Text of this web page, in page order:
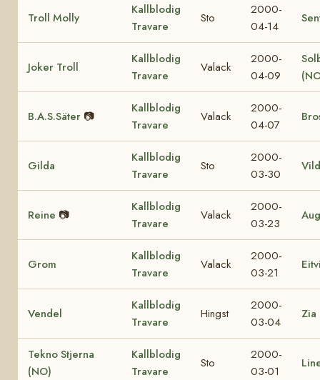
Troll Molly
Kallblodig
Travare
Sto
2000-
04-14
Joker Troll
Kallblodig
Travare
Valack
2000-
04-09
B.A.S.Säter 📷
Kallblodig
Travare
Valack
2000-
04-07
Gilda
Kallblodig
Travare
Sto
2000-
03-30
Reine 📷
Kallblodig
Travare
Valack
2000-
03-23
Grom
Kallblodig
Travare
Valack
2000-
03-21
Vendel
Kallblodig
Travare
Hingst
2000-
03-04
Zia
Tekno Stjerna
(NO)
Kallblodig
Travare
Sto
2000-
03-01